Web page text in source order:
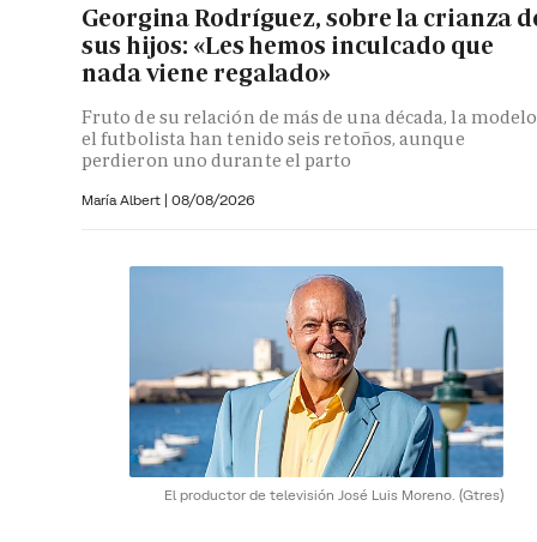
Georgina Rodríguez, sobre la crianza
sus hijos: «Les hemos inculcado que
nada viene regalado»
Fruto de su relación de más de una década, la
el futbolista han tenido seis retoños, aunque
perdieron uno durante el parto
María Albert | 08/08/2026
El productor de televisión José Luis Moreno. (Gtres)